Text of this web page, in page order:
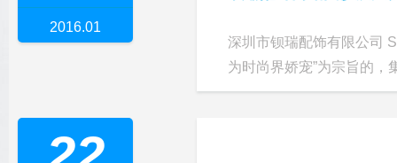
深圳市钡瑞配饰有限公司
为时尚界娇宠”为宗旨的
2016.01